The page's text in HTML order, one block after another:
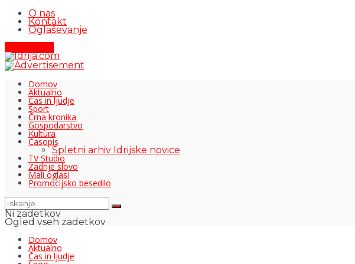
O nas
Kontakt
Oglaševanje
Domov
Aktualno
Čas in ljudje
Šport
Črna kronika
Gospodarstvo
Kultura
Časopis
Spletni arhiv Idrijske novice
TV Studio
Zadnje slovo
Mali oglasi
Promocijsko besedilo
Ni zadetkov
Ogled vseh zadetkov
Domov
Aktualno
Čas in ljudje